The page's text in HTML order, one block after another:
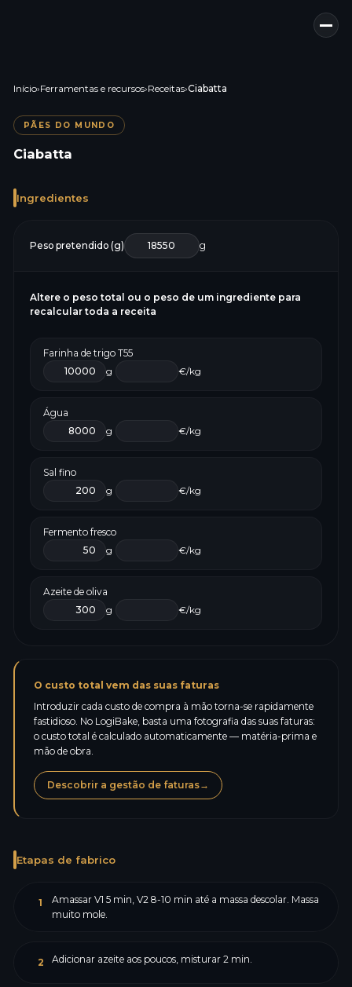
Início›Ferramentas e recursos›Receitas›Ciabatta
PÃES DO MUNDO
Ciabatta
Ingredientes
Peso pretendido (g) g
Altere o peso total ou o peso de um ingrediente para
recalcular toda a receita
Farinha de trigo T55
g
€/kg
Água
g
€/kg
Sal fino
g
€/kg
Fermento fresco
g
€/kg
Azeite de oliva
g
€/kg
O custo total vem das suas faturas
Introduzir cada custo de compra à mão torna-se rapidamente
fastidioso. No LogiBake, basta uma fotografia das suas faturas:
o custo total é calculado automaticamente — matéria-prima e
mão de obra.
Descobrir a gestão de faturas→
Etapas de fabrico
1
Amassar V1 5 min, V2 8-10 min até a massa descolar. Massa
muito mole.
2 Adicionar azeite aos poucos, misturar 2 min.